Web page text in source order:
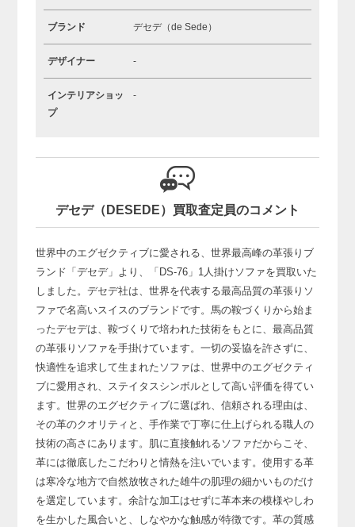
ブランド デセデ（de Sede）
デザイナー -
インテリアショッ
プ
-
デセデ（DESEDE）買取査定員のコメント
世界中のエグゼクティブに愛される、世界最高峰の革張りブ
ランド「デセデ」より、
「DS-76」1人掛けソファを買取いた
しました。 デセデ社は、世界を代表する最高品質の革張りソ
ファで名高いスイスのブランドです。 馬の鞍づくりから始ま
ったデセデは、鞍づくりで培われた技術をもとに、 最高品質
の革張りソファを手掛けています。 一切の妥協を許さずに、
快適性を追求して生まれたソファは、 世界中のエグゼクティ
ブに愛用され、ステイタスシンボルとして高い評価を得てい
ます。 世界のエグゼクティブに選ばれ、信頼される理由は、
その革のクオリティと、手作業で丁寧に仕上げられる職人の
技術の高さにあります。 肌に直接触れるソファだからこそ、
革には徹底したこだわりと情熱を注いでいます。 使用する革
は寒冷な地方で自然放牧された雄牛の肌理の細かいものだけ
を選定しています。 余計な加工はせずに革本来の模様やしわ
を生かした風合いと、
しなやかな触感が特徴です。 革の質感